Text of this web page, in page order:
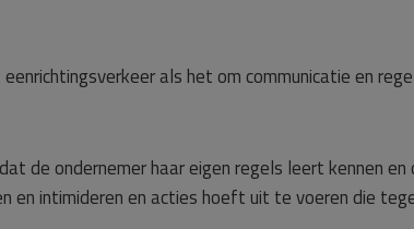
als het om communicatie en
de ondernemer haar eigen regels leert kennen en
en intimideren en acties hoeft uit te voeren die